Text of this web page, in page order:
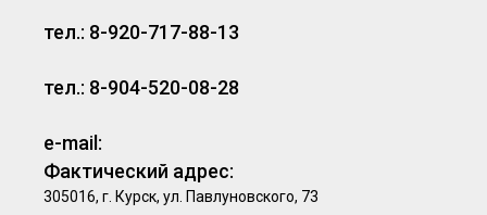
тел.: 8-920-717-88-13
тел.: 8-904-520-08-28
e-mail:
Фактический адрес:
305016, г. Курск, ул. Павлуновского, 73